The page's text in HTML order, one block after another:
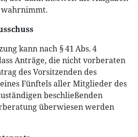
wahrnimmt.
kann nach § 41 Abs. 4
Anträge, die nicht vorberaten
des Vorsitzenden des
Fünftels aller Mitglieder des
beschließenden
überwiesen werden